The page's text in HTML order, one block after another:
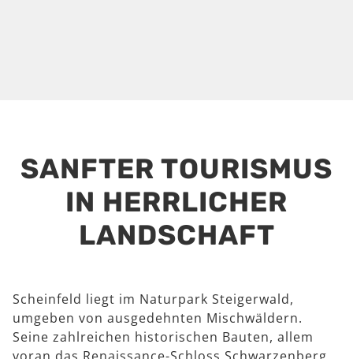
SANFTER TOURISMUS
IN HERRLICHER
LANDSCHAFT
Scheinfeld liegt im Naturpark Steigerwald,
umgeben von ausgedehnten Mischwäldern.
Seine zahlreichen historischen Bauten, allem